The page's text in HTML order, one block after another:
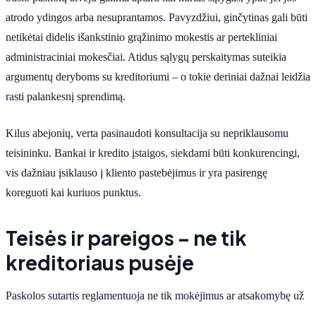
atrodo ydingos arba nesuprantamos. Pavyzdžiui, ginčytinas gali būti
netikėtai didelis išankstinio grąžinimo mokestis ar pertekliniai
administraciniai mokesčiai. Atidus sąlygų perskaitymas suteikia
argumentų deryboms su kreditoriumi – o tokie deriniai dažnai leidžia
rasti palankesnį sprendimą.
Kilus abejonių, verta pasinaudoti konsultacija su nepriklausomu
teisininku. Bankai ir kredito įstaigos, siekdami būti konkurencingi,
vis dažniau įsiklauso į kliento pastebėjimus ir yra pasirengę
koreguoti kai kuriuos punktus.
Teisės ir pareigos – ne tik
kreditoriaus pusėje
Paskolos sutartis reglamentuoja ne tik mokėjimus ar atsakomybę už